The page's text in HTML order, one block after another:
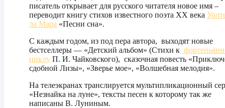
писатель открывает для русского читателя новое имя –
переводит книгу стихов известного поэта XX века
ла Мара «Песни сна».
С каждым годом, из под пера автора, выходят новые
бестселлеры — «Детский альбом» (Стихи к
циклу П. И. Чайковского), сказочная повесть
сдобной Лизы», «Зверье мое», «Волшебная мелодия».
На телеэкранах транслируется мультипликационный
«Незнайка на луне», тексты песен к которому так же
написаны В. Луниным.